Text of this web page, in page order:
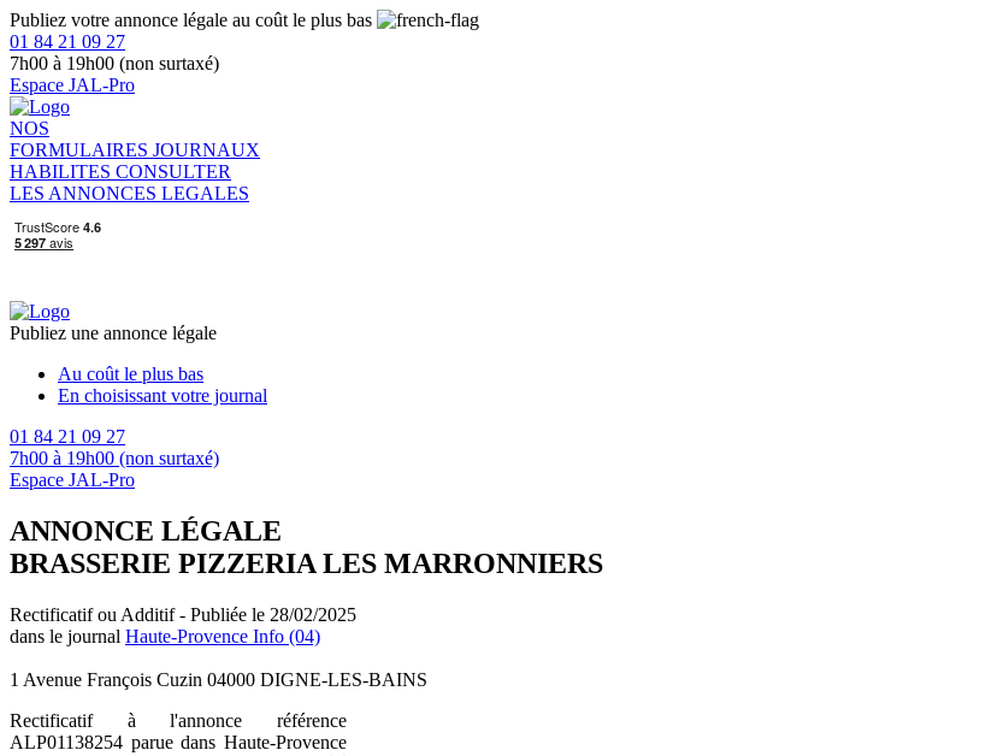
Publiez votre annonce légale au coût le plus bas
01 84 21 09 27
7h00 à 19h00 (non surtaxé)
Espace JAL-Pro
NOS
FORMULAIRES JOURNAUX
HABILITES CONSULTER
LES ANNONCES LEGALES
Publiez une annonce légale
Au coût le plus bas
En choisissant votre journal
01 84 21 09 27
7h00 à 19h00 (non surtaxé)
Espace JAL-Pro
ANNONCE LÉGALE
BRASSERIE PIZZERIA LES MARRONNIERS
Rectificatif ou Additif - Publiée le 28/02/2025
dans le journal Haute-Provence Info (04)
1 Avenue François Cuzin 04000 DIGNE-LES-BAINS
Rectificatif à l'annonce référence
ALP01138254 parue dans Haute-Provence